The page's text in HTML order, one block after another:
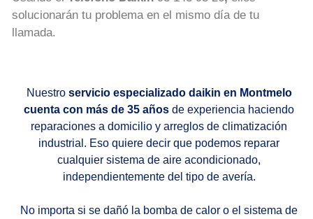
solucionarán tu problema en el mismo día de tu
llamada.
Nuestro servicio especializado daikin en Montmelo
cuenta con más de 35 años de experiencia haciendo
reparaciones a domicilio y arreglos de climatización
industrial. Eso quiere decir que podemos reparar
cualquier sistema de aire acondicionado,
independientemente del tipo de avería.
No importa si se dañó la bomba de calor o el sistema de